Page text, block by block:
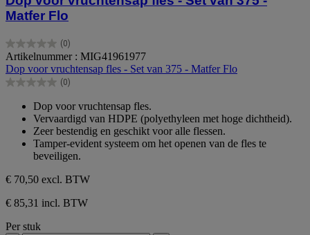
Matfer Flo
(0)
0.0
van
de
5
Artikelnummer : MIG41961977
Dop voor vruchtensap fles - Set van 375 - Matfer Flo
(0)
0.0
sterren.
Dop voor vruchtensap fles.
Vervaardigd van HDPE (polyethyleen met hoge dichtheid).
Zeer bestendig en geschikt voor alle flessen.
Tamper-evident systeem om het openen van de fles te
beveiligen.
€ 70,50 excl. BTW
€ 85,31 incl. BTW
Per stuk